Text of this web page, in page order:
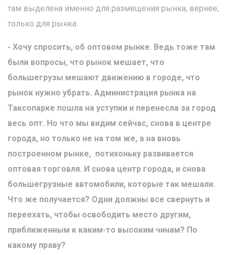
там выделена именно для размещения рынка, вернее,
только для рынка.
- Хочу спросить, об оптовом рынке. Ведь тоже там
были вопросы, что рынок мешает, что
большегрузы мешают движению в городе, что
рынок нужно убрать. Администрация рынка на
Таксопарке пошла на уступки и перенесла за город
весь опт. Но что мы видим сейчас, снова в центре
города, но только не на том же, а на вновь
построенном рынке, потихоньку развивается
оптовая торговля. И снова центр города, и снова
большегрузные автомобили, которые так мешали.
Что же получается? Одни должны все свернуть и
переехать, чтобы освободить место другим,
приближенным к каким-то высоким чинам? По
какому праву?